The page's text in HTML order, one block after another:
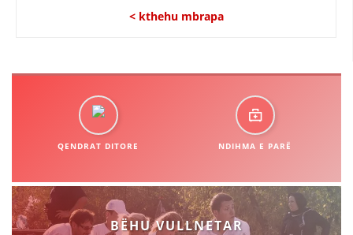
< kthehu mbrapa
QENDRAT DITORE NDIHMA E PARË
BËHU VULLNETAR